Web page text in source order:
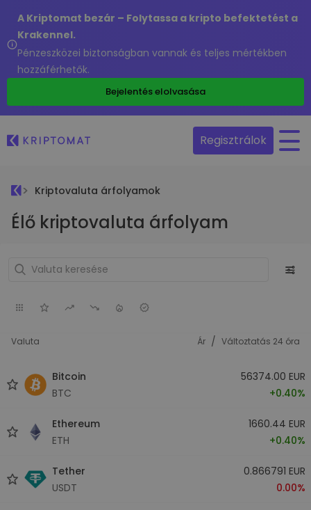
A Kriptomat bezár – Folytassa a kripto befektetést a
Krakennel.
Pénzeszközei biztonságban vannak és teljes mértékben
hozzáférhetők.
Bejelentés elolvasása
Regisztrálok
Kriptovaluta árfolyamok
Élő kriptovaluta árfolyam
Valuta Ár / Változtatás 24 óra
Bitcoin
BTC
56374.00 EUR
+0.40%
Ethereum
ETH
1660.44 EUR
+0.40%
Tether
USDT
0.866791 EUR
0.00%